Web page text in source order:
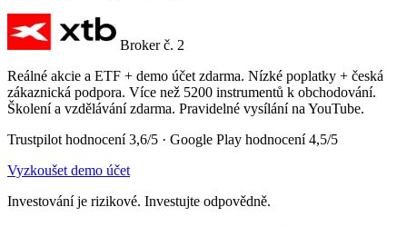
Broker č. 2
Reálné akcie a ETF + demo účet zdarma. Nízké poplatky + česká
zákaznická podpora. Více než 5200 instrumentů k obchodování.
Školení a vzdělávání zdarma. Pravidelné vysílání na YouTube.
Trustpilot hodnocení 3,6/5 · Google Play hodnocení 4,5/5
Vyzkoušet demo účet
Investování je rizikové. Investujte odpovědně.